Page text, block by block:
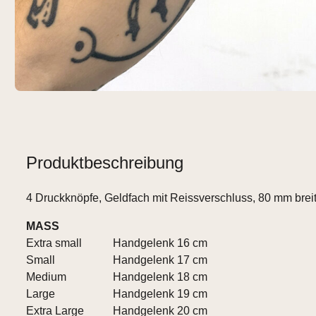
Produktbeschreibung
4 Druckknöpfe, Geldfach mit Reissverschluss, 80 mm
MASS
Extra small
Handgelenk 16 cm
Small
Handgelenk 17 cm
Medium
Handgelenk 18 cm
Large
Handgelenk 19 cm
Extra Large
Handgelenk 20 cm